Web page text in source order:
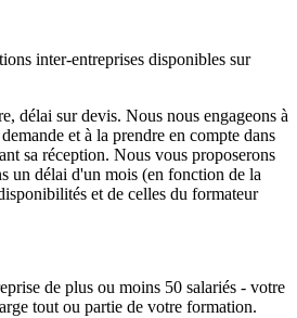
inter-entreprises disponibles sur
délai sur devis. Nous nous engageons à
et à la prendre en compte dans
sa réception. Nous vous proposerons
un délai d'un mois (en fonction de la
et de celles du formateur
de plus ou moins 50 salariés - votre
tout ou partie de votre formation.